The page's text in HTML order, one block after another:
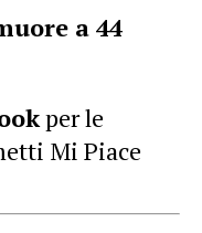
a 44
per le
Mi Piace